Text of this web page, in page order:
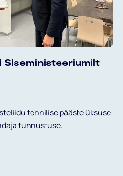
Siseministeeriumilt
tehnilise pääste üksuse
tunnustuse.